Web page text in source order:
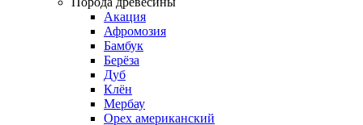
Акация
Афромозия
Бамбук
Берёза
Дуб
Клён
Мербау
Орех американский